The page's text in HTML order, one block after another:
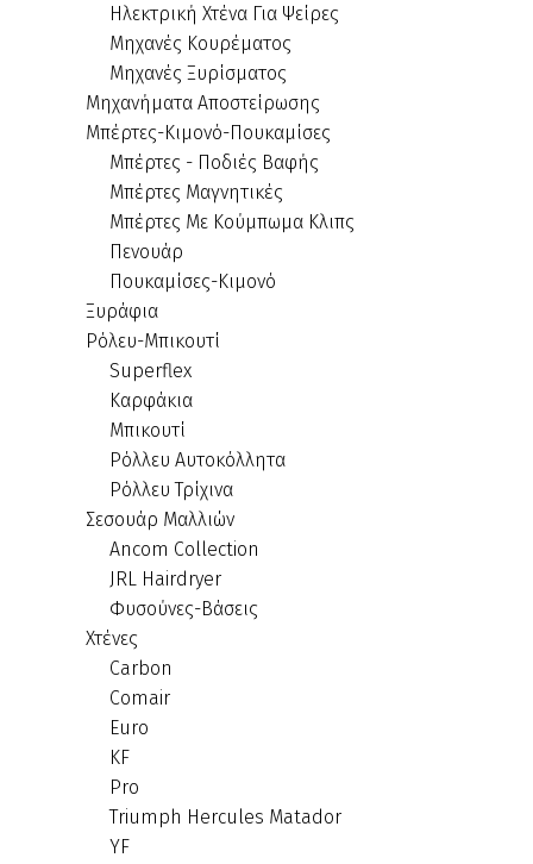
Ηλεκτρική Χτένα Για Ψείρες
Μηχανές Κουρέματος
Μηχανές Ξυρίσματος
Μηχανήματα Αποστείρωσης
Μπέρτες-Κιμονό-Πουκαμίσες
Μπέρτες - Ποδιές Βαφής
Μπέρτες Μαγνητικές
Μπέρτες Με Κούμπωμα Κλιπς
Πενουάρ
Πουκαμίσες-Κιμονό
Ξυράφια
Ρόλευ-Μπικουτί
Superflex
Καρφάκια
Μπικουτί
Ρόλλευ Αυτοκόλλητα
Ρόλλευ Τρίχινα
Σεσουάρ Μαλλιών
Ancom Collection
JRL Hairdryer
Φυσούνες-Βάσεις
Χτένες
Carbon
Comair
Euro
KF
Pro
Triumph Hercules Matador
YF